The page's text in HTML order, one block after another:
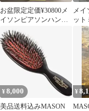
お盆限定定価¥30800メ
イソンピアソンハンデ
ィブリッスル
メイ
ット
ン
¥8,000
美品送料込みMASON
¥